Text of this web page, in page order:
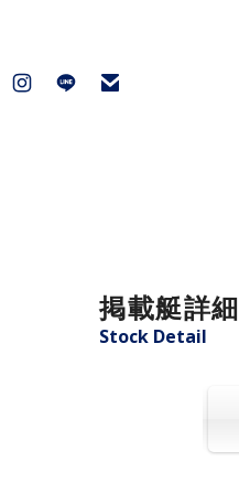
掲載艇詳細
Stock Detail